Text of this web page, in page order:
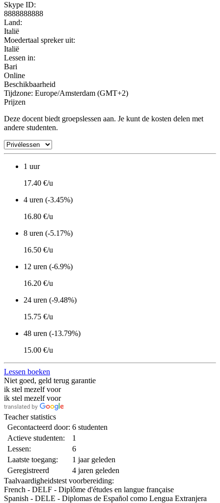
Skype ID:
8888888888
Land:
Italië
Moedertaal spreker uit:
Italië
Lessen in:
Bari
Online
Beschikbaarheid
Tijdzone: Europe/Amsterdam (GMT+2)
Prijzen
Deze docent biedt groepslessen aan. Je kunt de kosten delen met
andere studenten.
1 uur
17.40 €/u
4 uren (-3.45%)
16.80 €/u
8 uren (-5.17%)
16.50 €/u
12 uren (-6.9%)
16.20 €/u
24 uren (-9.48%)
15.75 €/u
48 uren (-13.79%)
15.00 €/u
Lessen boeken
Niet goed, geld terug garantie
ik stel mezelf voor
ik stel mezelf voor
Teacher statistics
Gecontacteerd door: 6 studenten
Actieve studenten:
1
Lessen:
6
Laatste toegang:
1 jaar geleden
Geregistreerd
4 jaren geleden
Taalvaardigheidstest voorbereiding:
French - DELF - Diplôme d'études en langue française
Spanish - DELE - Diplomas de Español como Lengua Extranjera